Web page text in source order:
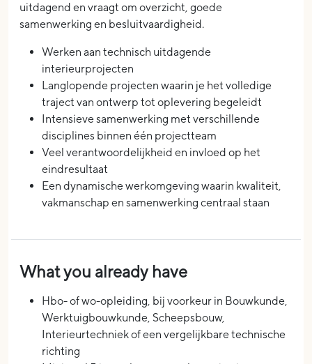
uitdagend en vraagt om overzicht, goede
samenwerking en besluitvaardigheid.
Werken aan technisch uitdagende
interieurprojecten
Langlopende projecten waarin je het volledige
traject van ontwerp tot oplevering begeleidt
Intensieve samenwerking met verschillende
disciplines binnen één projectteam
Veel verantwoordelijkheid en invloed op het
eindresultaat
Een dynamische werkomgeving waarin kwaliteit,
vakmanschap en samenwerking centraal staan
What you already have
Hbo- of wo-opleiding, bij voorkeur in Bouwkunde,
Werktuigbouwkunde, Scheepsbouw,
Interieurtechniek of een vergelijkbare technische
richting